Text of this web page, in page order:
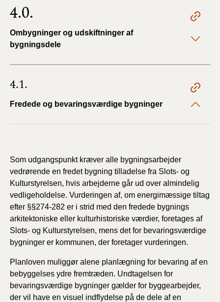
4.0.
Ombygninger og udskiftninger af
bygningsdele
4.1.
Fredede og bevaringsværdige bygninger
Som udgangspunkt kræver alle bygningsarbejder
vedrørende en fredet bygning tilladelse fra Slots- og
Kulturstyrelsen, hvis arbejderne går ud over almindelig
vedligeholdelse. Vurderingen af, om energimæssige tiltag
efter §§274-282 er i strid med den fredede bygnings
arkitektoniske eller kulturhistoriske værdier, foretages af
Slots- og Kulturstyrelsen, mens det for bevaringsværdige
bygninger er kommunen, der foretager vurderingen.
Planloven muliggør alene planlægning for bevaring af en
bebyggelses ydre fremtræden. Undtagelsen for
bevaringsværdige bygninger gælder for byggearbejder,
der vil have en visuel indflydelse på de dele af en